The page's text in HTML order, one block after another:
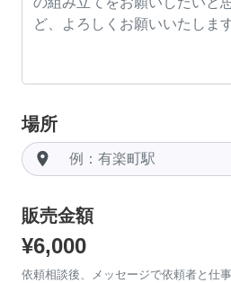
場所
room
販売金額
¥6,000
依頼相談後、メッセージで依頼者と仕